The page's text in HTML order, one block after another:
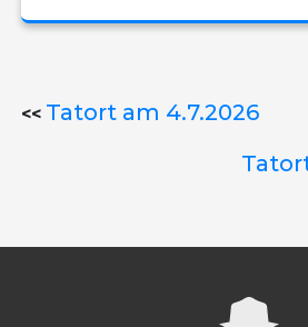
<< Tatort am 4.7.2026